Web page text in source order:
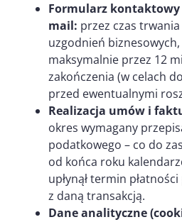
Formularz kontaktowy
mail: przez czas
uzgodnień
maksymalnie przez 12
zakończenia (w celach
przed ewentualnymi
Realizacja umów i
okres wymagany
podatkowego – co do
od końca roku
upłynął termin
z daną transakcją.
Dane analityczne